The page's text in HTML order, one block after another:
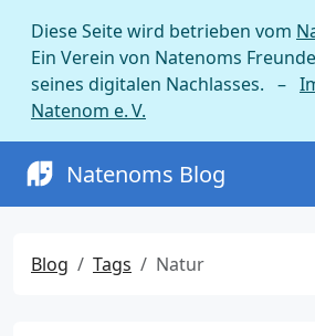
Diese Seite wird betrieben vom
Ein Verein von Natenoms
seines digitalen Nachlasses. –
Natenom e. V.
Natenoms Blog
Blog Tags Natur